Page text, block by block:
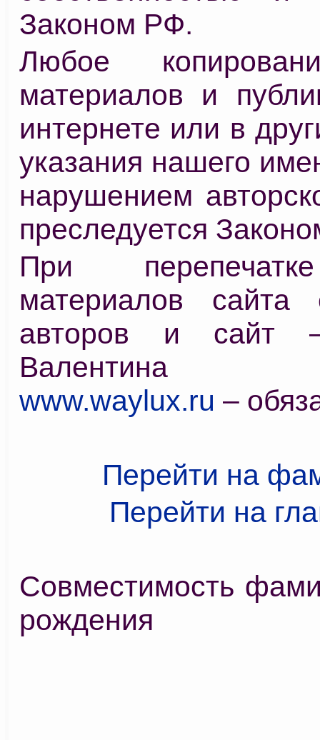
Законом РФ.
Любое
материалов и
интернете или в
указания нашего
нарушением
преследуется
При
материалов сайта
авторов и
Валентина
www.waylux.ru –
Перейти на
Перейти на
Совместимость
рождения